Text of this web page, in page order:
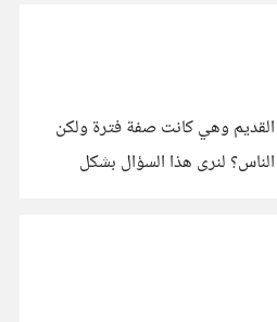
بدأ التعرى ؟ بدأ التعري من بداية الانسان القديم وهي كانت صفة فترة ولكن
ادرك انه بحاجة للملابس لحمايته من العوامل البيئية والامراض المعدية لماذا يتعرى بعض الناس؟ لنرى هذا السؤال بشكل